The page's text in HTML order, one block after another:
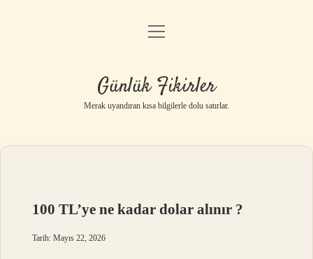
Anasayfa
Yasal Uyarı
menüyü
Günlük Fikirler
Merak uyandıran kısa bilgilerle dolu satırlar.
100 TL’ye ne kadar dolar alınır ?
Tarih: Mayıs 22, 2026